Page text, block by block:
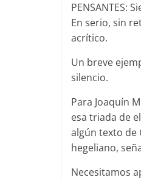
PENSANTES:
En serio, sin
acrítico.
Un breve
silencio.
Para Joaquín
esa triada de
algún texto de
hegeliano,
Necesitamos